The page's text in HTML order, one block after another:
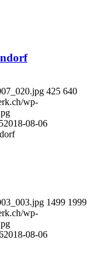
425 640
wp-
2018-08-06
1499 1999
wp-
2018-08-06